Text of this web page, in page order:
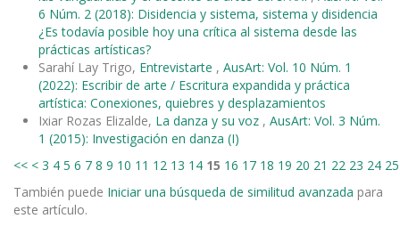
6 Núm. 2 (2018): Disidencia y sistema, sistema y disidencia
¿Es todavía posible hoy una crítica al sistema desde las
prácticas artísticas?
Sarahí Lay Trigo, Entrevistarte , AusArt: Vol. 10 Núm. 1
(2022): Escribir de arte / Escritura expandida y práctica
artística: Conexiones, quiebres y desplazamientos
Ixiar Rozas Elizalde, La danza y su voz , AusArt: Vol. 3 Núm.
1 (2015): Investigación en danza (I)
<< < 3 4 5 6 7 8 9 10 11 12 13 14 15 16 17 18 19 20 21 22 23 24 25
También puede Iniciar una búsqueda de similitud avanzada para
este artículo.